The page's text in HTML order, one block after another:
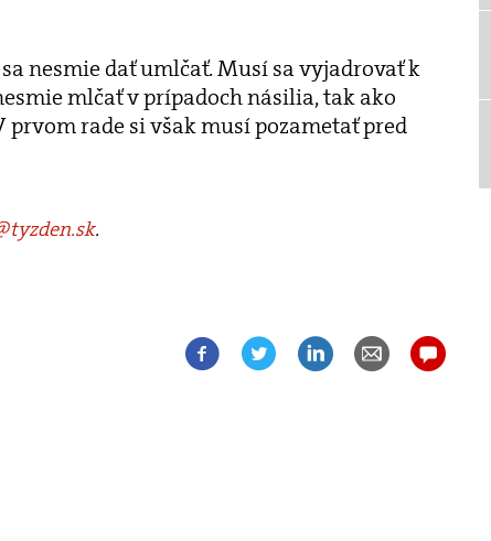
nesmie dať umlčať. Musí sa vyjadrovať k
mlčať v prípadoch násilia, tak ako
rade si však musí pozametať pred
.